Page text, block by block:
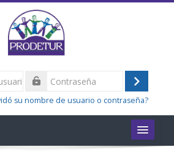
Acceder
su nombre de usuario o contraseña?